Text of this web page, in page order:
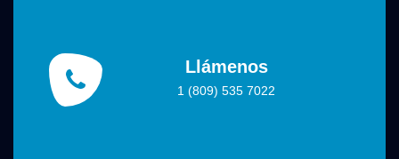
Llámenos
1 (809) 535 7022